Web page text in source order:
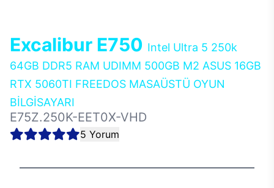
Excalibur E750 Intel Ultra 5 250k
64GB DDR5 RAM UDIMM 500GB M2 ASUS 16GB
RTX 5060TI FREEDOS MASAÜSTÜ OYUN
BİLGİSAYARI
E75Z.250K-EET0X-VHD
5 Yorum